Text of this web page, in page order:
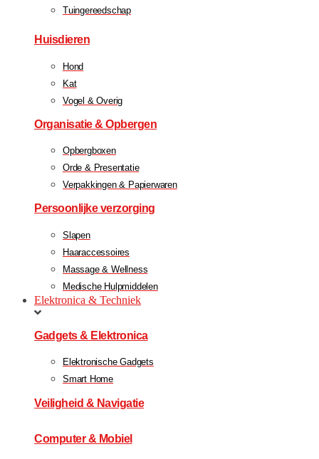
Tuingereedschap
Huisdieren
Hond
Kat
Vogel & Overig
Organisatie & Opbergen
Opbergboxen
Orde & Presentatie
Verpakkingen & Papierwaren
Persoonlijke verzorging
Slapen
Haaraccessoires
Massage & Wellness
Medische Hulpmiddelen
Elektronica & Techniek
Gadgets & Elektronica
Elektronische Gadgets
Smart Home
Veiligheid & Navigatie
Computer & Mobiel